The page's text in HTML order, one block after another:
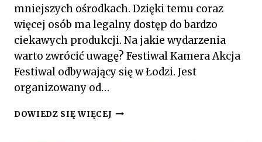
mniejszych ośrodkach. Dzięki temu coraz
więcej osób ma legalny dostęp do bardzo
ciekawych produkcji. Na jakie wydarzenia
warto zwrócić uwagę? Festiwal Kamera Akcja
Festiwal odbywający się w Łodzi. Jest
organizowany od…
DOWIEDZ SIĘ WIĘCEJFESTIWALE